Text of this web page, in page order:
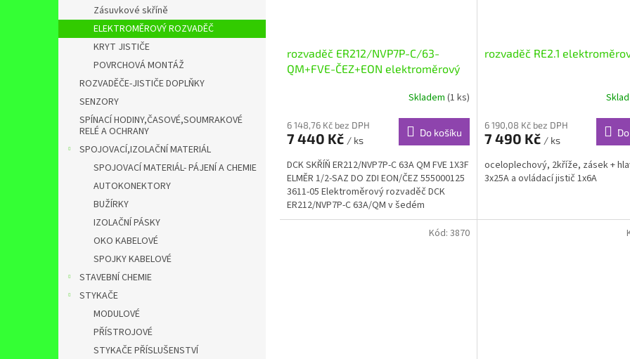
Zásuvkové skříně
ELEKTROMĚROVÝ ROZVADĚČ
KRYT JISTIČE
POVRCHOVÁ MONTÁŽ
ROZVADĚČE-JISTIČE DOPLŇKY
SENZORY
SPÍNACÍ HODINY,ČASOVÉ,SOUMRAKOVÉ
RELÉ A OCHRANY
SPOJOVACÍ,IZOLAČNÍ MATERIÁL
SPOJOVACÍ MATERIÁL- PÁJENÍ A CHEMIE
AUTOKONEKTORY
BUŽÍRKY
IZOLAČNÍ PÁSKY
OKO KABELOVÉ
SPOJKY KABELOVÉ
STAVEBNÍ CHEMIE
STYKAČE
MODULOVÉ
PŘÍSTROJOVÉ
STYKAČE PŘÍSLUŠENSTVÍ
rozvaděč ER212/NVP7P-C/63-
QM+FVE-ČEZ+EON elektroměrový
Skladem (1 ks)
6 148,76 Kč bez DPH
7 440 Kč / ks
Do košíku
DCK SKŘÍŇ ER212/NVP7P-C 63A QM FVE 1X3F
ELMĚR 1/2-SAZ DO ZDI EON/ČEZ 555000125
3611-05 Elektroměrový rozvaděč DCK
ER212/NVP7P-C 63A/QM v šedém
provedení, určený pro...
rozvaděč RE2.1
6 190,08 Kč bez DPH
7 490 Kč / ks
oceloplechový, 2kříže, zásek +
3x25A a ovládací jistič 1x6A
Kód: 3870